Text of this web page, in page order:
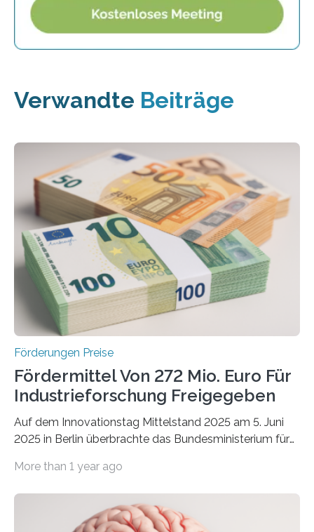
Verwandte Beiträge
Förderungen Preise
Fördermittel Von 272 Mio. Euro Für
Industrieforschung Freigegeben
Auf dem Innovationstag Mittelstand 2025 am 5. Juni
2025 in Berlin überbrachte das Bundesministerium für
Überplanmäßige Verpflichtungsermächtigungen in
Woche vom Haushaltsausschuss freigegeben – unter
anderem zur Unterstützung der
More than 1 year ago